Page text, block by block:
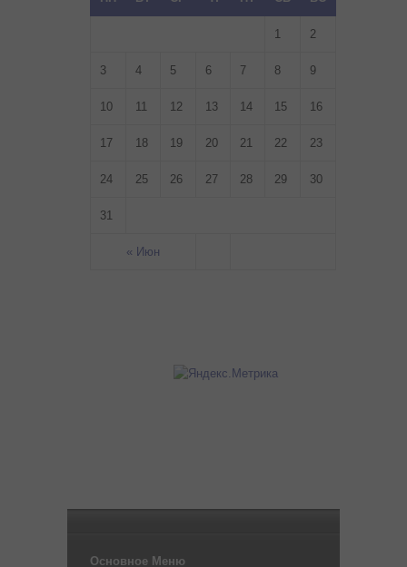
« Июн
1 2
3 4 5 6 7 8 9
10 11 12 13 14 15 16
17 18 19 20 21 22 23
24 25 26 27 28 29 30
31
Основное Меню